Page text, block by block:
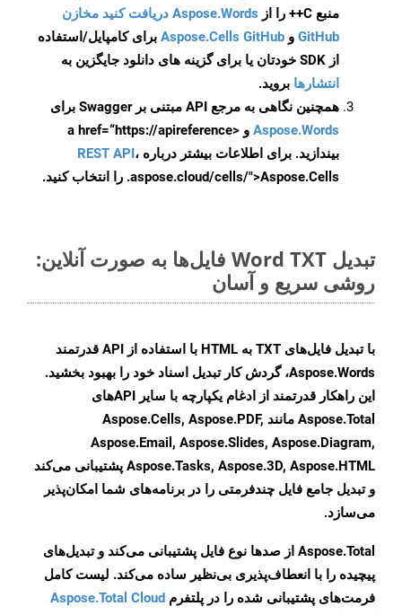
منبع C++ را از
Aspose.Words دریافت کنید مخازن
GitHub و Aspose.Cells GitHub برای کامپایل/استفاده
از SDK خودتان یا برای گزینه های دانلود جایگزین به
انتشارها بروید.
همچنین نگاهی به مرجع API مبتنی بر Swagger برای
Aspose.Words
و <a href=“https://apireference
بیندازید. برای اطلاعات بیشتر درباره REST API،
.aspose.cloud/cells/">Aspose.Cells را انتخاب کنید.
تبدیل Word TXT فایل‌ها به صورت آنلاین:
روشی سریع و آسان
با تبدیل فایل‌های TXT به HTML با استفاده از API قدرتمند
Aspose.Words، گردش کار تبدیل اسناد خود را بهبود بخشید.
این راهکار قدرتمند از ادغام یکپارچه با سایر APIهای
Aspose.Total مانند Aspose.Cells, Aspose.PDF,
Aspose.Email, Aspose.Slides, Aspose.Diagram,
Aspose.Tasks, Aspose.3D, Aspose.HTML پشتیبانی می‌کند
و تبدیل جامع فایل چندفرمتی را در برنامه‌های شما امکان‌پذیر
می‌سازد.
Aspose.Total از صدها نوع فایل پشتیبانی می‌کند و تبدیل‌های
پیچیده را با انعطاف‌پذیری بی‌نظیر ساده می‌کند. لیست کامل
فرمت‌های پشتیبانی شده را در پلتفرم Aspose.Total Cloud